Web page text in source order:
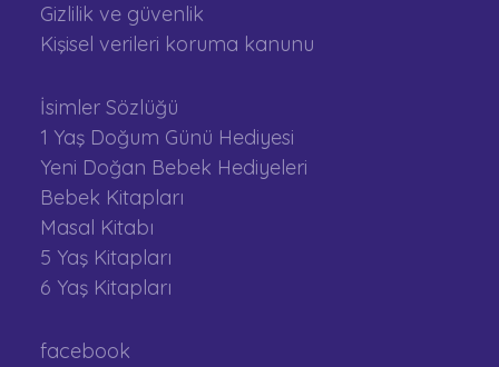
Gizlilik ve güvenlik
Kişisel verileri koruma kanunu
İsimler Sözlüğü
1 Yaş Doğum Günü Hediyesi
Yeni Doğan Bebek Hediyeleri
Bebek Kitapları
Masal Kitabı
5 Yaş Kitapları
6 Yaş Kitapları
facebook